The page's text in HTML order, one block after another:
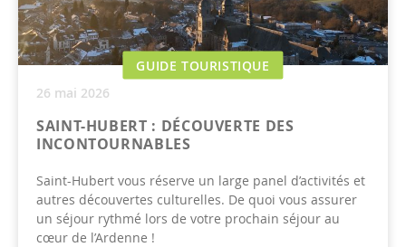
GUIDE TOURISTIQUE
26 mai 2026
SAINT-HUBERT : DÉCOUVERTE DES
INCONTOURNABLES
Saint-Hubert vous réserve un large panel d’activités et
autres découvertes culturelles. De quoi vous assurer
un séjour rythmé lors de votre prochain séjour au
cœur de l’Ardenne !